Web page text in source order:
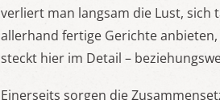
verliert man langsam die Lust, sich
allerhand fertige Gerichte
steckt hier im Detail –
Einerseits sorgen die